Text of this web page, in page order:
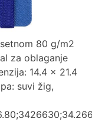
80 g/m2
za oblaganje
14.4 x 21.4
suvi žig,